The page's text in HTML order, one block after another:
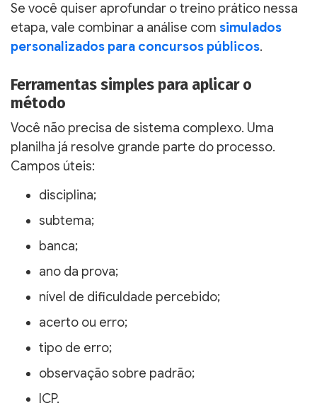
Se você quiser aprofundar o treino prático nessa
etapa, vale combinar a análise com simulados
personalizados para concursos públicos.
Ferramentas simples para aplicar o
método
Você não precisa de sistema complexo. Uma
planilha já resolve grande parte do processo.
Campos úteis:
disciplina;
subtema;
banca;
ano da prova;
nível de dificuldade percebido;
acerto ou erro;
tipo de erro;
observação sobre padrão;
ICP.